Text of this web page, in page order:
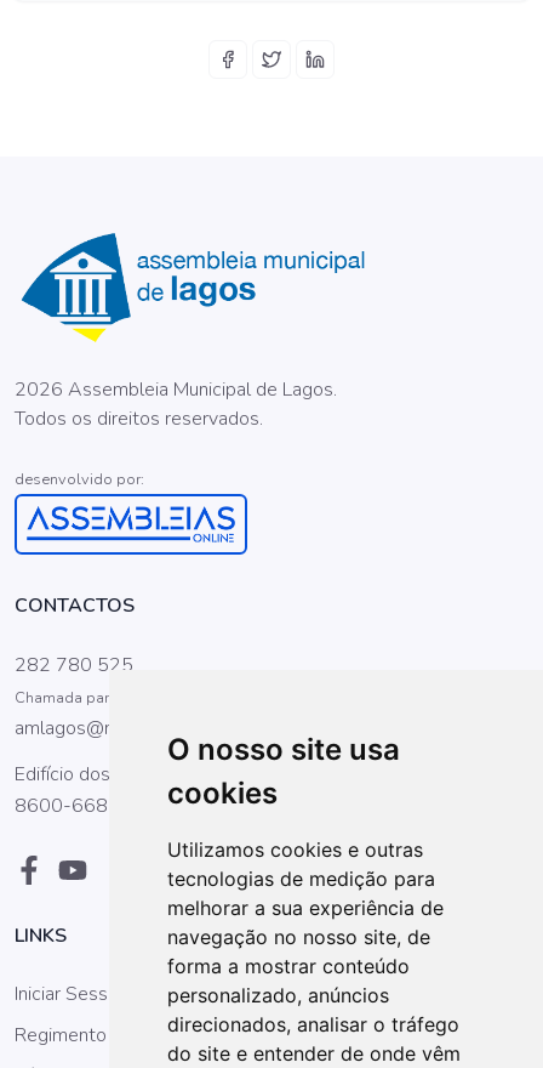
O nosso site usa
cookies
Utilizamos cookies e outras
tecnologias de medição para
melhorar a sua experiência de
navegação no nosso site, de
forma a mostrar conteúdo
personalizado, anúncios
direcionados, analisar o tráfego
do site e entender de onde vêm
2026 Assembleia Municipal de Lagos.
Todos os direitos reservados.
desenvolvido por:
CONTACTOS
282 780 525
Chamada para a rede fixa nacional
amlagos@mail.telepac.pt
Edifício dos Antigos Paços do Concelho, Praça Gil Eanes.
8600-668 Lagos
LINKS
Iniciar Sessão
Regimento da AM